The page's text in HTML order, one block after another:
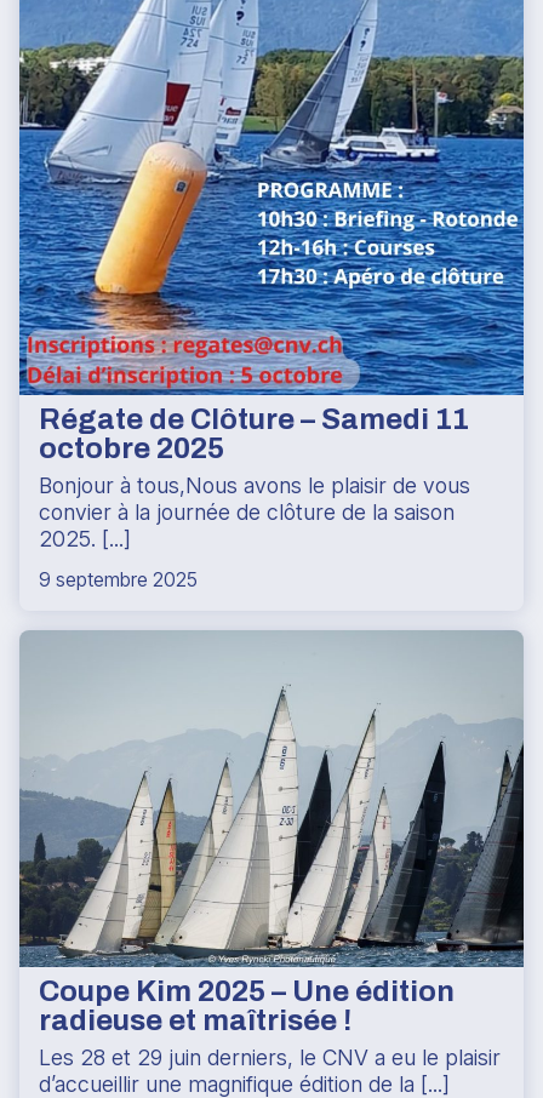
Régate de Clôture – Samedi 11
octobre 2025
Bonjour à tous,Nous avons le plaisir de vous
convier à la journée de clôture de la saison
2025. [...]
9 septembre 2025
Coupe Kim 2025 – Une édition
radieuse et maîtrisée !
Les 28 et 29 juin derniers, le CNV a eu le plaisir
d’accueillir une magnifique édition de la [...]